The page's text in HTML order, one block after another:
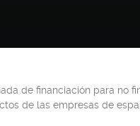
de financiación para no
de las empresas de